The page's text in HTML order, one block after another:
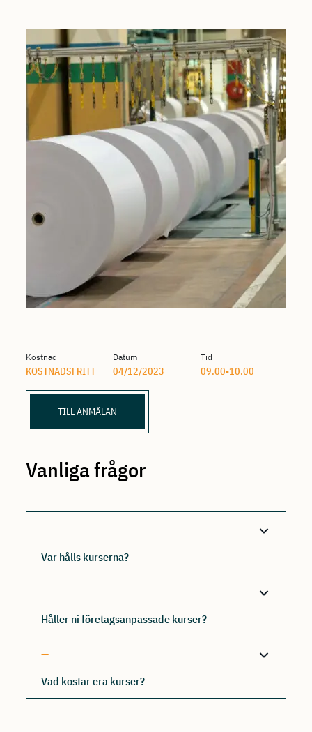
Kostnad
KOSTNADSFRITT
Datum
04/12/2023
Tid
09.00-10.00
TILL ANMÄLAN
Vanliga frågor
Var hålls kurserna?
Håller ni företagsanpassade kurser?
Vad kostar era kurser?